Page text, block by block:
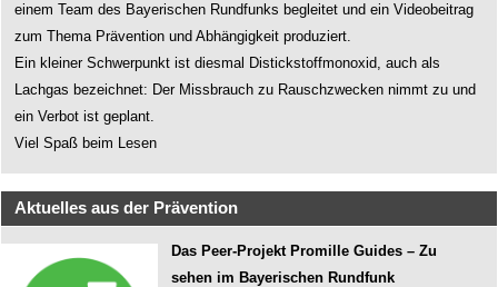
einem Team des Bayerischen Rundfunks begleitet und ein Videobeitrag
zum Thema Prävention und Abhängigkeit produziert.
Ein kleiner Schwerpunkt ist diesmal Distickstoffmonoxid, auch als
Lachgas bezeichnet: Der Missbrauch zu Rauschzwecken nimmt zu und
ein Verbot ist geplant.
Viel Spaß beim Lesen
Aktuelles aus der Prävention
Das Peer-Projekt Promille Guides – Zu
sehen im Bayerischen Rundfunk